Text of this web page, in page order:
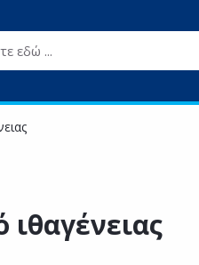
εδώ ...
ιθαγένειας